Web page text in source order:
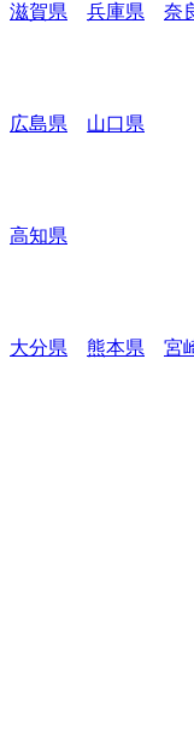
滋賀県 兵庫県 奈
広島県 山口県
高知県
大分県 熊本県 宮